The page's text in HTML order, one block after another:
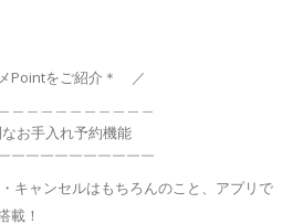
Pointをご紹介＊ ／
お手入れ予約機能
￣￣￣￣￣￣￣￣￣￣
キャンセルはもちろんのこと、アプリで
載！